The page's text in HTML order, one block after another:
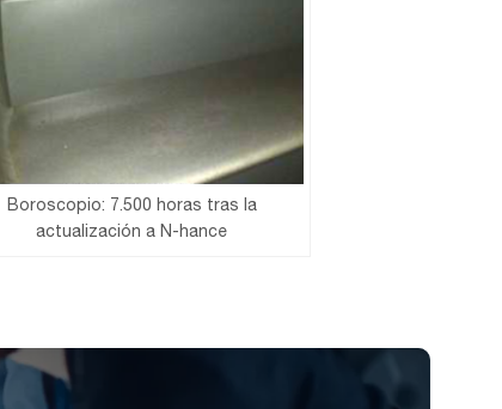
Boroscopio: 7.500 horas tras la
actualización a N-hance